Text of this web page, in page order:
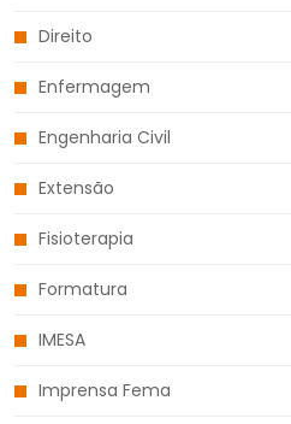
Direito
Enfermagem
Engenharia Civil
Extensão
Fisioterapia
Formatura
IMESA
Imprensa Fema